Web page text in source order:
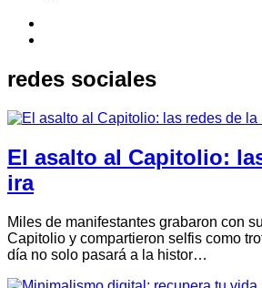
redes sociales
El asalto al Capitolio:
ira
Miles de manifestantes grabaron con
Capitolio y compartieron selfis como
día no solo pasará a la histor…